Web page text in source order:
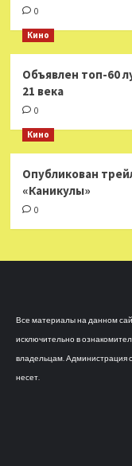
0
Кино
Объявлен топ-60
21 века
0
Кино
Опубликован
«Каникулы»
0
Все материалы на данном
исключительно в
владельцам. Администрация
несет.